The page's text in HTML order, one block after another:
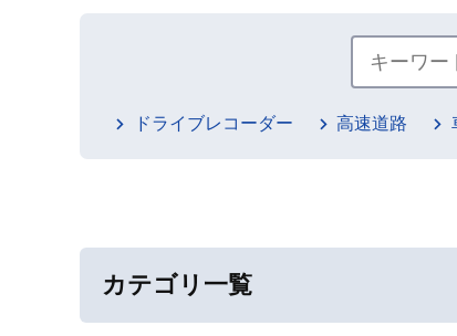
ドライブレコーダー 高速道路
カテゴリ一覧